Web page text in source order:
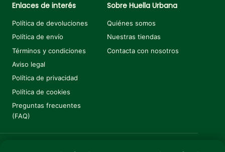
Enlaces de interés
Política de devoluciones
Política de envío
Términos y condiciones
Aviso legal
Política de privacidad
Política de cookies
Preguntas frecuentes
(FAQ)
Sobre Huella Urbana
Quiénes somos
Nuestras tiendas
Contacta con nosotros